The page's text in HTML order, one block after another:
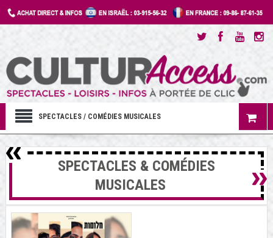
SPECTACLES / COMÉDIES MUSICALES
SPECTACLES & COMÉDIES
MUSICALES